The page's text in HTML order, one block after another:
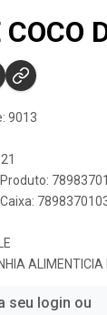
9013
ALIMENTICIA
seu login ou